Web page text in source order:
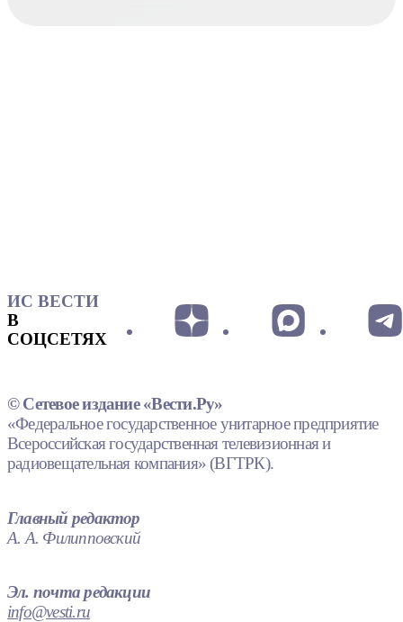
ИС ВЕСТИ
В
СОЦСЕТЯХ
© Сетевое издание «Вести.Ру»
«Федеральное государственное унитарное предприятие
Всероссийская государственная телевизионная и
радиовещательная компания» (ВГТРК).
Главный редактор
А. А. Филипповский
Эл. почта редакции
info@vesti.ru